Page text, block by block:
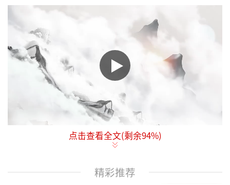
中华网山东报道昨日下午，旅德艺术家赵
点击查看全文(剩余94%)
精彩推荐